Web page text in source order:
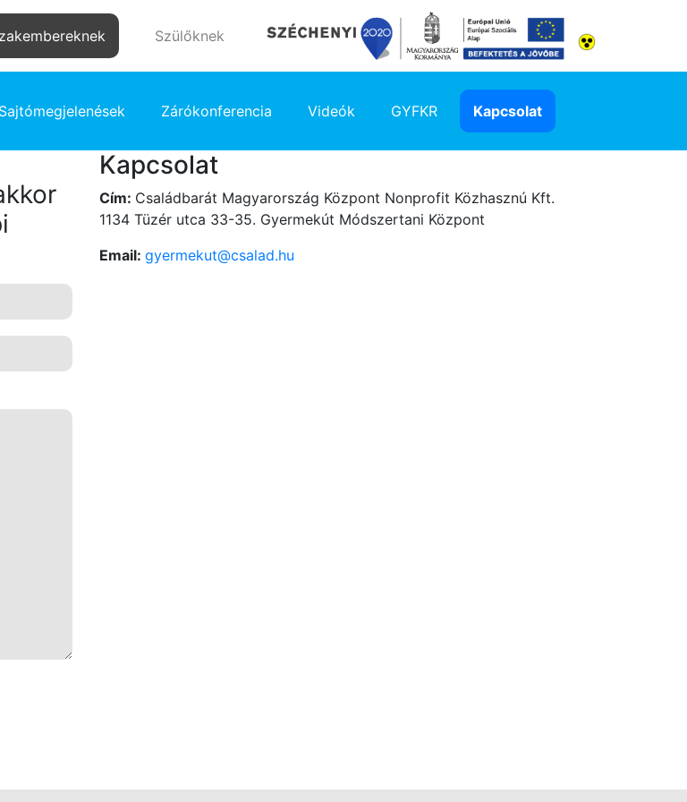
Szülőknek
Sajtómegjelenések Zárókonferencia Videók GYFKR Kapcsolat
Kapcsolat
Cím: Családbarát Magyarország Központ Nonprofit Közhasznú Kft.
1134 Tüzér utca 33-35. Gyermekút Módszertani Központ
Email: gyermekut@csalad.hu